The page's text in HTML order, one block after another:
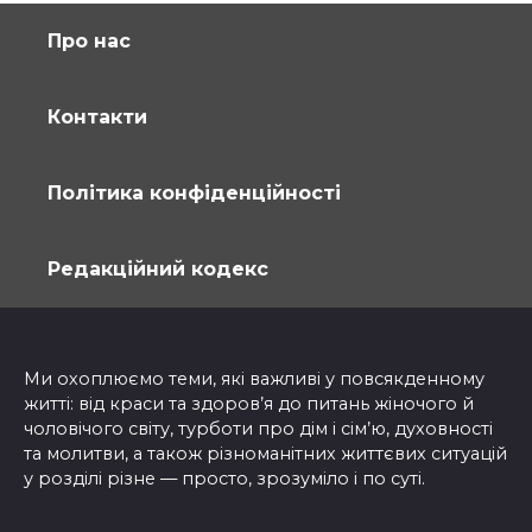
Про нас
Контакти
Політика конфіденційності
Редакційний кодекс
Ми охоплюємо теми, які важливі у повсякденному
житті: від краси та здоров’я до питань жіночого й
чоловічого світу, турботи про дім і сім’ю, духовності
та молитви, а також різноманітних життєвих ситуацій
у розділі різне — просто, зрозуміло і по суті.